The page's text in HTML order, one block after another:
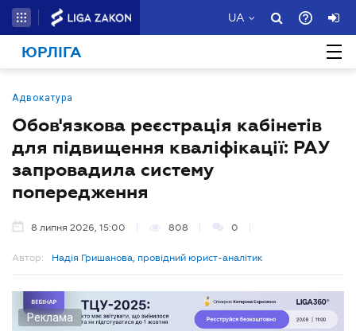
UA
ЮРЛІГА
Адвокатура
Обов'язкова реєстрація кабінетів
для підвищення кваліфікації: РАУ
запровадила систему
попередження
8 липня 2026, 15:00 808 0
Автор: Надія Гришанова, провідний юрист-аналітик
Реклама